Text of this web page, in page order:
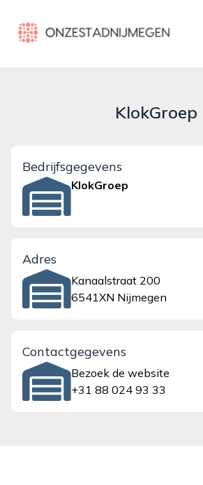
onzestadnijmegen.nl
KlokGroep
Bedrijfsgegevens
KlokGroep
Adres
Kanaalstraat 200
6541XN Nijmegen
Contactgegevens
Bezoek de website
+31 88 024 93 33